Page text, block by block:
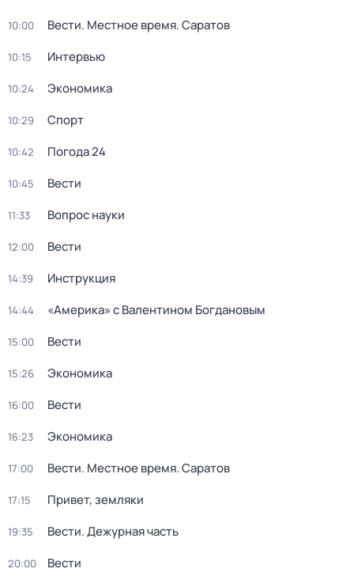
10:00 Вести. Местное время. Саратов
10:15 Интервью
10:24 Экономика
10:29 Спорт
10:42 Погода 24
10:45 Вести
11:33 Вопрос науки
12:00 Вести
14:39 Инструкция
14:44 «Америка» с Валентином Богдановым
15:00 Вести
15:26 Экономика
16:00 Вести
16:23 Экономика
17:00 Вести. Местное время. Саратов
17:15 Привет, земляки
19:35 Вести. Дежурная часть
20:00 Вести